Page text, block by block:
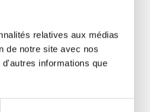
relatives aux médias
de notre site avec nos
informations que